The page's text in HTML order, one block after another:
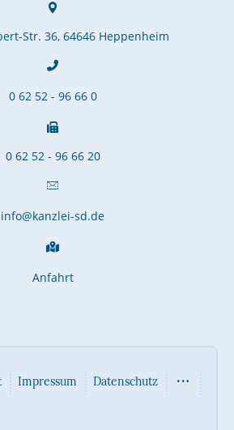
Str. 36, 64646 Heppenheim
0 62 52 - 96 66 0
0 62 52 - 96 66 20
info@kanzlei-sd.de
Anfahrt
Impressum Datenschutz